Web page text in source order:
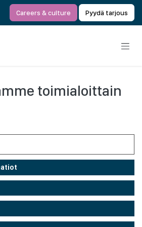
Careers & culture Pyydä tarjous
toimialoittain